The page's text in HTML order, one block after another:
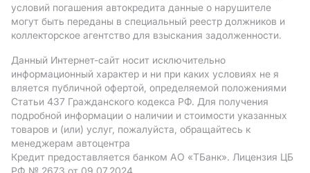
условий погашения автокредита данные о нарушителе
могут быть переданы в специальный реестр должников и
коллекторское агентство для взыскания задолженности.
Данный Интернет-сайт носит исключительно
информационный характер и ни при каких условиях не я
вляется публичной офертой, определяемой положениями
Статьи 437 Гражданского кодекса РФ. Для получения
подробной информации о наличии и стоимости указанных
товаров и (или) услуг, пожалуйста, обращайтесь к
менеджерам автоцентра
Кредит предоставляется банком АO «ТБанк». Лицензия ЦБ
РФ № 2673 от 09.07.2024.